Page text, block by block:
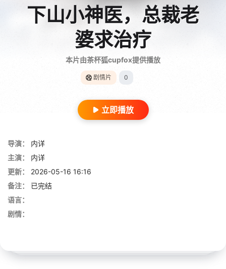
下山小神医，总裁老
婆求治疗
本片由茶杯狐cupfox提供播放
剧情片 0
立即播放
导演：
内详
主演：
内详
更新：
2026-05-16 16:16
备注：
已完结
语言：
剧情：